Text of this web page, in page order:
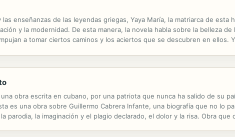
enseñanzas de las leyendas griegas, Yaya María, la matriarca de esta
y la modernidad. De esta manera, la novela habla sobre la belleza
a tomar ciertos caminos y los aciertos que se descubren en ellos.
obra escrita en cubano, por una patriota que nunca ha salido de su
es una obra sobre Guillermo Cabrera Infante, una biografía que no lo
parodia, la imaginación y el plagio declarado, el dolor y la risa. Obra que